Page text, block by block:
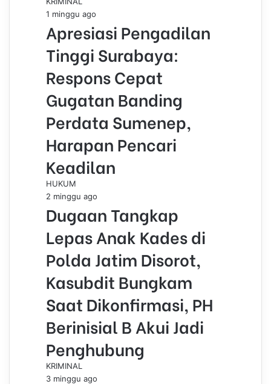
1 minggu ago
Apresiasi Pengadilan
Tinggi Surabaya:
Respons Cepat
Gugatan Banding
Perdata Sumenep,
Harapan Pencari
Keadilan
HUKUM
2 minggu ago
Dugaan Tangkap
Lepas Anak Kades di
Polda Jatim Disorot,
Kasubdit Bungkam
Saat Dikonfirmasi, PH
Berinisial B Akui Jadi
Penghubung
KRIMINAL
3 minggu ago